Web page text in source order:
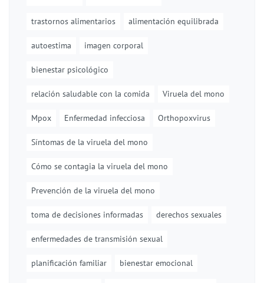
trastornos alimentarios alimentación equilibrada
autoestima imagen corporal
bienestar psicológico
relación saludable con la comida Viruela del mono
Mpox Enfermedad infecciosa Orthopoxvirus
Síntomas de la viruela del mono
Cómo se contagia la viruela del mono
Prevención de la viruela del mono
toma de decisiones informadas derechos sexuales
enfermedades de transmisión sexual
planificación familiar bienestar emocional